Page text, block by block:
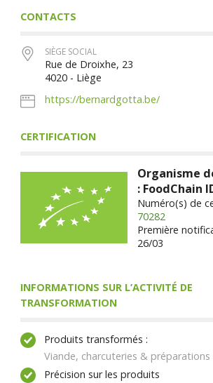
CONTACTS
SIÈGE SOCIAL
Rue de Droixhe, 23
4020 - Liège
https://bernardgotta.be/
CERTIFICATION
Organisme
: FoodChain
Numéro(s) de
70282
Première
26/03
INFORMATIONS SUR L’ACTIVITÉ DE
TRANSFORMATION
Produits transformés :
Viande, charcuteries & préparations
Précision sur les produits